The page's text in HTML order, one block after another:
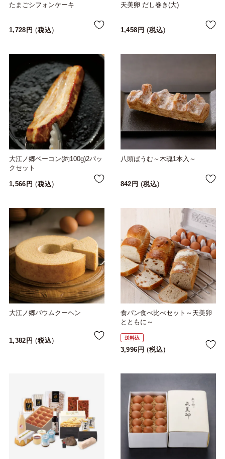
たまごシフォンケーキ
1,728 税込
天美卵 だし巻き(大)
1,458 税込
大江ノ郷ベーコン(約100g)2パッ
クセット
1,566 税込
八頭ばうむ～木魂1本入～
842 税込
大江ノ郷バウムクーヘン
1,382 税込
食パン食べ比べセット～天美卵
とともに～
送料込
3,996 税込